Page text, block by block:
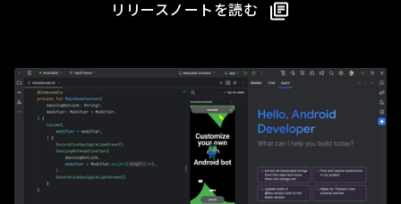
リリースノートを読む